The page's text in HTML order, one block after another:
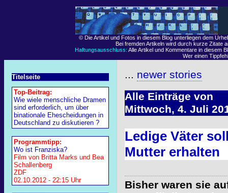
© Die Artikel und Fotos in diesem Blog unterliegen dem
Bei fremden Artikeln wird durch kurze Zitate
Haftungsausschluss: Alle Artikel und Kommentare in diesem
Wer einen
Titelseite
Top-Beitrag:
Wie wiele menschliche Dramen
sind erforderlich, um über
binationale Ehescheidungen in
Deutschland zu diskutieren ?
Programmtipp:
Wo ist Franziska?
Film von Britta Marks und Bea
Schallenberg
ZDF
02.10.2012 - 22:15 Uhr
... newer stories
Alle Einträge von
Mittwoch, 4. Juli
Ledige Väter
Mutter erhalten
Bisher waren sie